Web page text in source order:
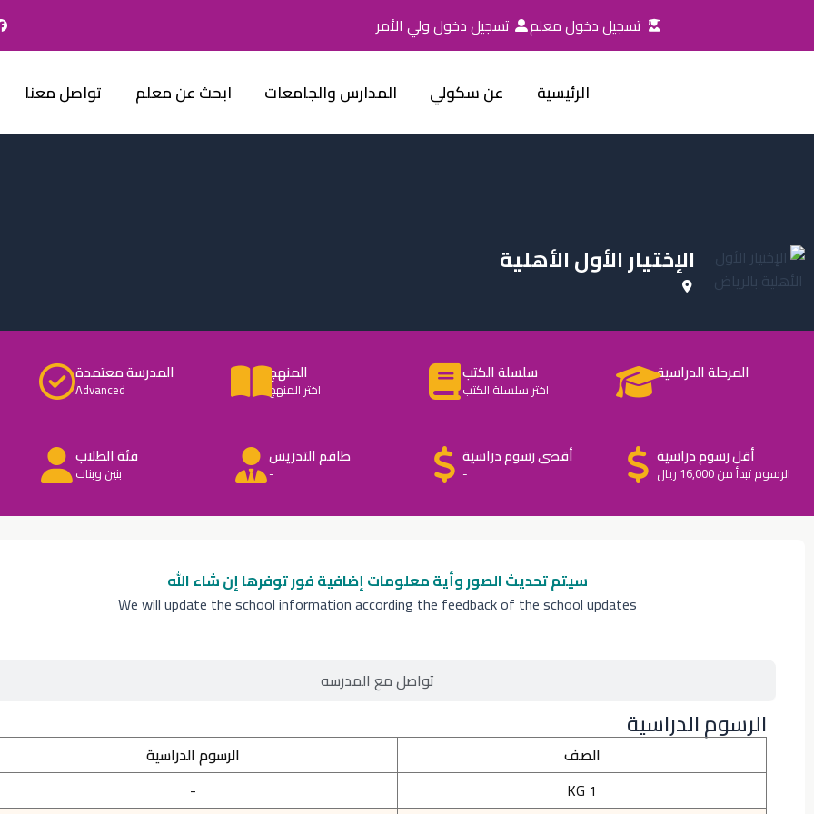
المحتوى
تسجيل دخول معلم تسجيل دخول ولي الأمر
الرئيسية عن سكولي المدارس والجامعات ابحث عن معلم تواصل معنا
الإختيار الأول الأهلية
المرحلة الدراسية سلسلة الكتب
اختر سلسلة الكتب
المنهج
اختر المنهج
المدرسة معتمدة
Advanced
أقل رسوم دراسية
الرسوم تبدأ من 16,000 ريال
أقصى رسوم دراسية
-
طاقم التدريس
-
فئة الطلاب
بنين وبنات
سيتم تحديث الصور وأية معلومات إضافيةفور توفرها إن شاء الله
We will update the school information according the feedback of the school updates
تواصل مع المدرسه
الرسوم الدراسية
الصف
الرسوم الدراسية
KG 1
-